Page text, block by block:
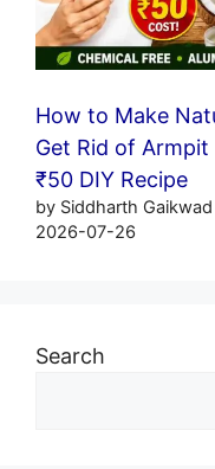
How to Make
Get Rid of
₹50 DIY Recipe
by Siddharth Gaikwad
2026-07-26
Search